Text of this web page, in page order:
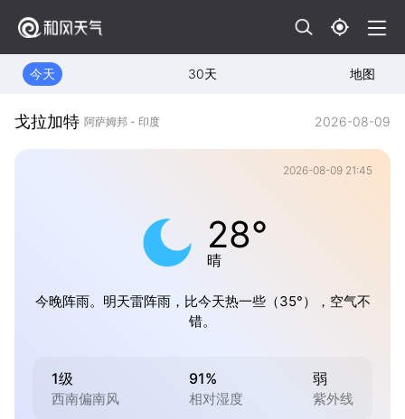
今天 30天 地图
戈拉加特 阿萨姆邦 - 印度 2026-08-09
2026-08-09 21:45
28°
晴
今晚阵雨。明天雷阵雨，比今天热一些（35°），空气不
错。
1级
西南偏南风
91%
相对湿度
弱
紫外线